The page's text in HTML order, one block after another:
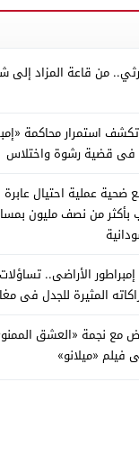
من قاعة المزاد إلى
استمرار محاكمة
فى قضية رشوة واختلاس
عملية احتيال عابرة
بأكثر من نصف مليون
الأراضى..
المثيرة للجدل فى
مع نجمة «العشق
«ميلانو»